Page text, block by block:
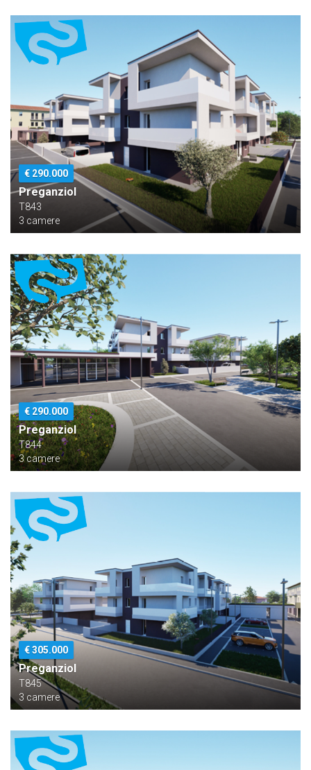
€ 290.000
Preganziol
T843
3 camere
€ 290.000
Preganziol
T844
3 camere
€ 305.000
Preganziol
T845
3 camere